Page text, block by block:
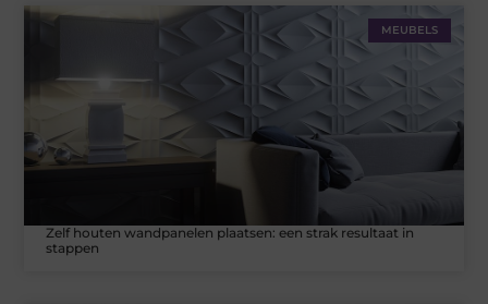
MEUBELS
Zelf houten wandpanelen plaatsen: een strak resultaat in
stappen